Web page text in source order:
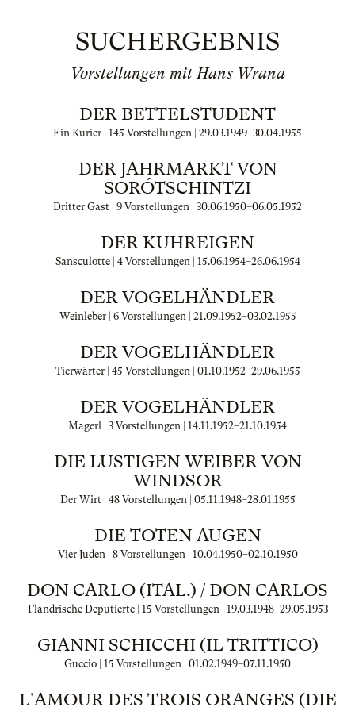
SUCHERGEBNIS
Vorstellungen mit Hans Wrana
DER BETTELSTUDENT
Ein Kurier | 145 Vorstellungen | 29.03.1949–30.04.1955
DER JAHRMARKT VON
SORÓTSCHINTZI
Dritter Gast | 9 Vorstellungen | 30.06.1950–06.05.1952
DER KUHREIGEN
Sansculotte | 4 Vorstellungen | 15.06.1954–26.06.1954
DER VOGELHÄNDLER
Weinleber | 6 Vorstellungen | 21.09.1952–03.02.1955
DER VOGELHÄNDLER
Tierwärter | 45 Vorstellungen | 01.10.1952–29.06.1955
DER VOGELHÄNDLER
Magerl | 3 Vorstellungen | 14.11.1952–21.10.1954
DIE LUSTIGEN WEIBER VON
WINDSOR
Der Wirt | 48 Vorstellungen | 05.11.1948–28.01.1955
DIE TOTEN AUGEN
Vier Juden | 8 Vorstellungen | 10.04.1950–02.10.1950
DON CARLO (ITAL.) / DON CARLOS
Flandrische Deputierte | 15 Vorstellungen | 19.03.1948–29.05.1953
GIANNI SCHICCHI (IL TRITTICO)
Guccio | 15 Vorstellungen | 01.02.1949–07.11.1950
L'AMOUR DES TROIS ORANGES (DIE